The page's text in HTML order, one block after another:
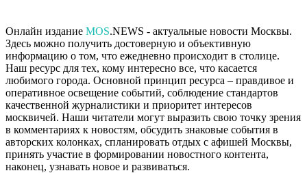
Онлайн издание MOS.NEWS - актуальные новости Москвы.
Здесь можно получить достоверную и объективную
информацию о том, что ежедневно происходит в столице.
Наш ресурс для тех, кому интересно все, что касается
любимого города. Основной принцип ресурса – правдивое и
оперативное освещение событий, соблюдение стандартов
качественной журналистики и приоритет интересов
москвичей. Наши читатели могут выразить свою точку зрения
в комментариях к новостям, обсудить знаковые события в
авторских колонках, спланировать отдых с афишей Москвы,
принять участие в формировании новостного контента,
наконец, узнавать новое и развиваться.